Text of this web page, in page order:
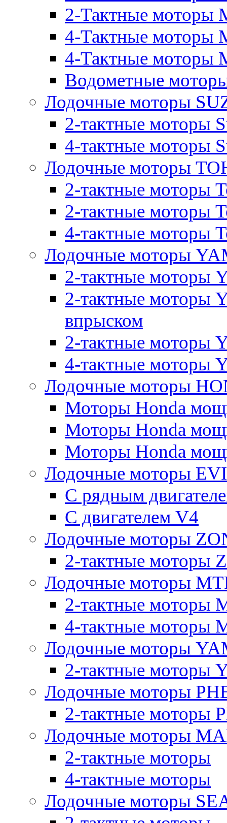
2-Тактные моторы
4-Тактные моторы
4-Тактные моторы
Водометные
Лодочные моторы
2-тактные моторы
4-тактные моторы
Лодочные моторы
2-тактные моторы
2-тактные моторы
4-тактные моторы
Лодочные моторы
2-тактные моторы
2-тактные моторы
впрыском
2-тактные моторы
4-тактные моторы
Лодочные моторы
Моторы Honda
Моторы Honda
Моторы Honda
Лодочные моторы
С рядным
C двигателем V4
Лодочные моторы
2-тактные моторы
Лодочные моторы
2-тактные моторы
4-тактные моторы
Лодочные моторы
2-тактные моторы
Лодочные моторы
2-тактные моторы
Лодочные моторы
2-тактные моторы
4-тактные моторы
Лодочные моторы